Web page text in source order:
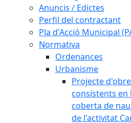
Anuncis / Edictes
Perfil del contractant
Pla d'Acció Municipal
Normativa
Ordenances
Urbanisme
Projecte
consistents
coberta de
de l'activitat